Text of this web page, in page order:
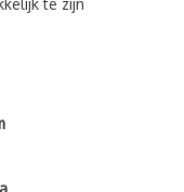
te zijn